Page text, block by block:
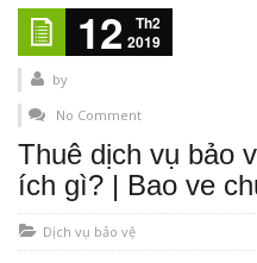
12
Th2
2019
by
No Comment
Thuê dịch vụ bảo
ích gì? | Bao ve
Dịch vụ bảo vệ